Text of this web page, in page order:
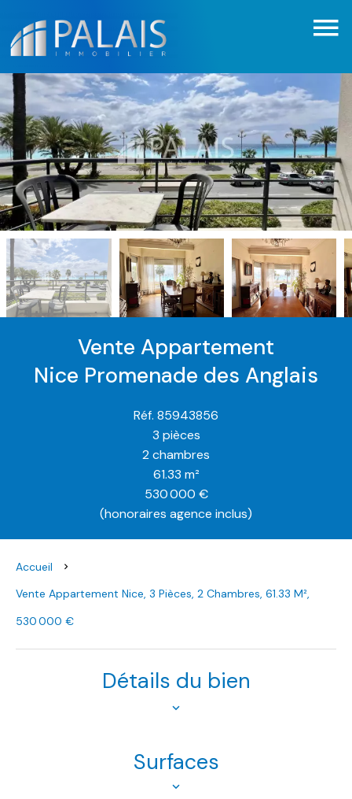
Vente Appartement
Nice Promenade des Anglais
Réf. 85943856
3 pièces
2 chambres
61.33 m²
530 000 €
(honoraires agence inclus)
Accueil
Vente Appartement Nice, 3 Pièces, 2 Chambres, 61.33 M²,
530 000 €
Détails du bien
Surfaces